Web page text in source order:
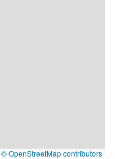
© OpenStreetMap contributors